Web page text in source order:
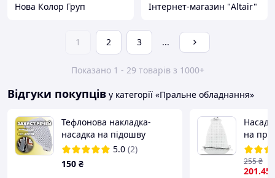
Нова Колор Груп Інтернет-магазин "Altair"
1 2 3 ...
Показано 1 - 29 товарів з 1000+
Відгуки покупців у категорії «Пральне обладнання»
Тефлонова накладка-
насадка на підошву
праски (універсальна)
5.0 (2)
150 ₴
на
тканин
201.45
255₴